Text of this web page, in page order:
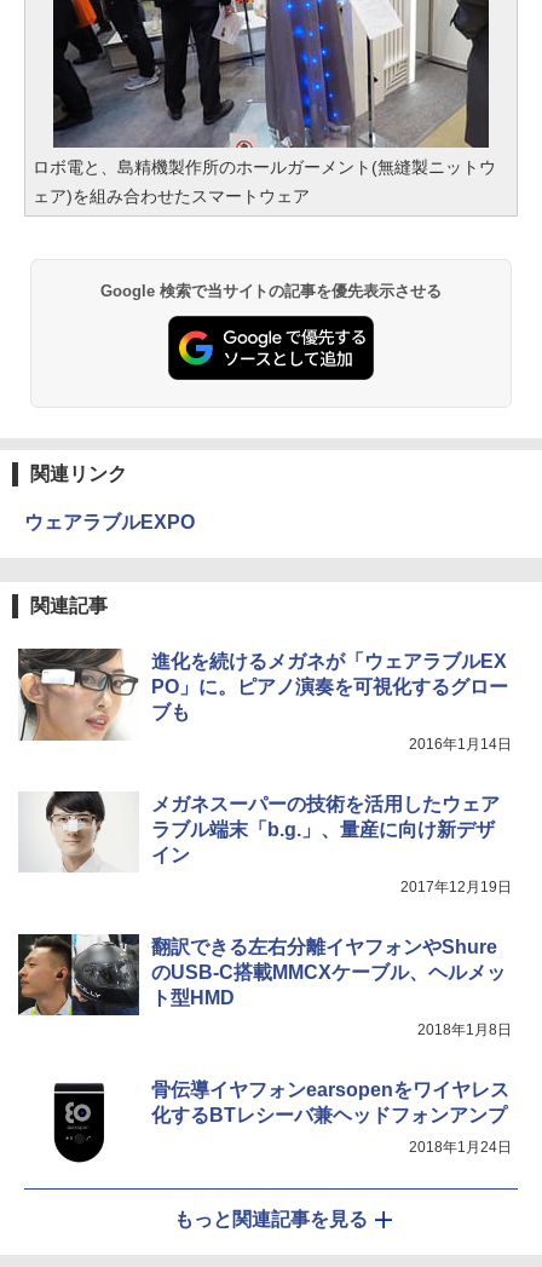
ロボ電と、島精機製作所のホールガーメント(無縫製ニットウ
ェア)を組み合わせたスマートウェア
Google 検索で当サイトの記事を優先表示させる
関連リンク
ウェアラブルEXPO
関連記事
進化を続けるメガネが「ウェアラブルEX
PO」に。ピアノ演奏を可視化するグロー
ブも
2016年1月14日
メガネスーパーの技術を活用したウェア
ラブル端末「b.g.」、量産に向け新デザ
イン
2017年12月19日
翻訳できる左右分離イヤフォンやShure
のUSB-C搭載MMCXケーブル、ヘルメッ
ト型HMD
2018年1月8日
骨伝導イヤフォンearsopenをワイヤレス
化するBTレシーバ兼ヘッドフォンアンプ
2018年1月24日
もっと関連記事を見る